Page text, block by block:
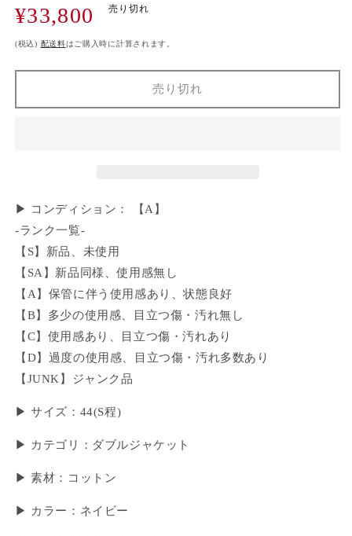
を
開
く
通
常
価
¥33,800 売り切れ
(税込) 配送料はご購入時に計算されます。
売り切れ
▶ コンディション： 【A】
-ランク一覧-
【S】新品、未使用
【SA】新品同様、使用感無し
【A】保管に伴う使用感あり、状態良好
【B】多少の使用感、目立つ傷・汚れ無し
【C】使用感あり、目立つ傷・汚れあり
【D】過度の使用感、目立つ傷・汚れ多数あり
【JUNK】ジャンク品
▶ サイズ：44(S程)
▶ カテゴリ：ダブルジャケット
▶ 素材：コットン
▶ カラー：ネイビー